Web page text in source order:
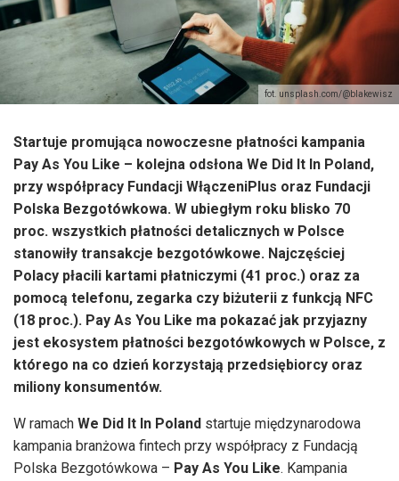
fot. unsplash.com/@blakewisz
Startuje promująca nowoczesne płatności kampania
Pay As You Like – kolejna odsłona We Did It In Poland,
przy współpracy Fundacji WłączeniPlus oraz Fundacji
Polska Bezgotówkowa. W ubiegłym roku blisko 70
proc. wszystkich płatności detalicznych w Polsce
stanowiły transakcje bezgotówkowe. Najczęściej
Polacy płacili kartami płatniczymi (41 proc.) oraz za
pomocą telefonu, zegarka czy biżuterii z funkcją NFC
(18 proc.). Pay As You Like ma pokazać jak przyjazny
jest ekosystem płatności bezgotówkowych w Polsce, z
którego na co dzień korzystają przedsiębiorcy oraz
miliony konsumentów.
W ramach We Did It In Poland startuje międzynarodowa
kampania branżowa fintech przy współpracy z Fundacją
Polska Bezgotówkowa – Pay As You Like. Kampania